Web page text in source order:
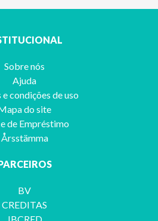
Sobre nós
Ajuda
e condições de uso
do site
de Empréstimo
Årsstämma
BV
CREDITAS